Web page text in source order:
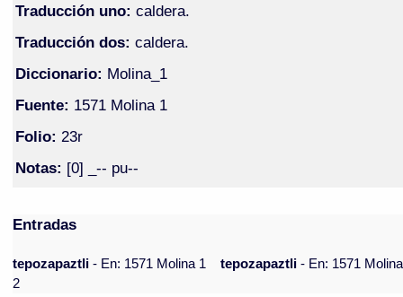
Traducción uno: caldera.
Traducción dos: caldera.
Diccionario: Molina_1
Fuente: 1571 Molina 1
Folio: 23r
Notas: [0] _-- pu--
Entradas
tepozapaztli- En: 1571 Molina 1 tepozapaztli- En: 1571 Molina
2